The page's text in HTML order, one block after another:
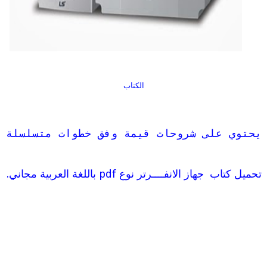
الكتاب
يحتوي على شروحات قيمة وفق خطوات متسلسلة
تحميل كتاب جهاز الانفــــرتر نوع pdf باللغة العربية مجاني.